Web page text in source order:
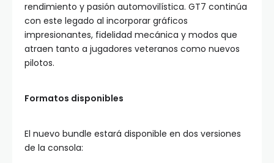
rendimiento y pasión automovilística. GT7 continúa
con este legado al incorporar gráficos
impresionantes, fidelidad mecánica y modos que
atraen tanto a jugadores veteranos como nuevos
pilotos.
Formatos disponibles
El nuevo bundle estará disponible en dos versiones
de la consola: